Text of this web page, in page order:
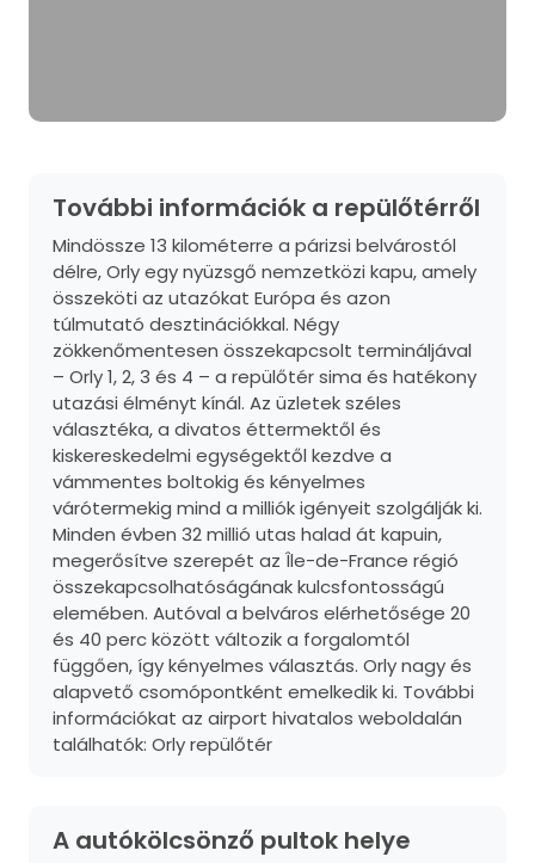
További információk a repülőtérről
Mindössze 13 kilométerre a párizsi belvárostól
délre, Orly egy nyüzsgő nemzetközi kapu, amely
összeköti az utazókat Európa és azon
túlmutató desztinációkkal. Négy
zökkenőmentesen összekapcsolt termináljával
– Orly 1, 2, 3 és 4 – a repülőtér sima és hatékony
utazási élményt kínál. Az üzletek széles
választéka, a divatos éttermektől és
kiskereskedelmi egységektől kezdve a
vámmentes boltokig és kényelmes
várótermekig mind a milliók igényeit szolgálják ki.
Minden évben 32 millió utas halad át kapuin,
megerősítve szerepét az Île-de-France régió
összekapcsolhatóságának kulcsfontosságú
elemében. Autóval a belváros elérhetősége 20
és 40 perc között változik a forgalomtól
függően, így kényelmes választás. Orly nagy és
alapvető csomópontként emelkedik ki. További
információkat az airport hivatalos weboldalán
találhatók: Orly repülőtér
A autókölcsönző pultok helye